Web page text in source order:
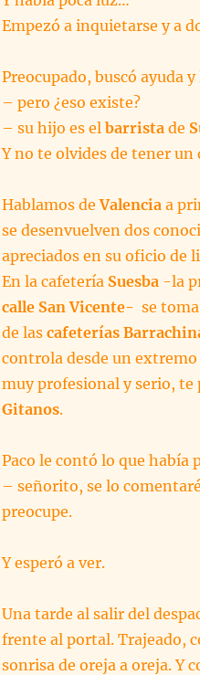
Empezó a inquietarse y a
Preocupado, buscó ayuda
– pero ¿eso existe?
– su hijo es el barrista de
Y no te olvides de tener
Hablamos deValencia a
se desenvuelven dos
apreciados en su oficio de
En la cafetería Suesba -la
calle San Vicente- se
de las cafeterías
controla desde un extremo
muy profesional y serio, te
Gitanos.
Paco le contó lo que había
– señorito, se lo
preocupe.
Y esperó a ver.
Una tarde al salir del
frente al portal. Trajeado,
sonrisa de oreja a oreja. Y